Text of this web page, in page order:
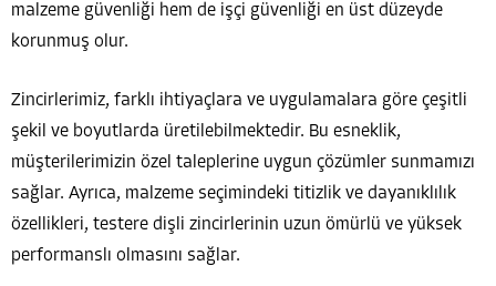
malzeme güvenliği hem de işçi güvenliği en üst düzeyde
korunmuş olur.
Zincirlerimiz, farklı ihtiyaçlara ve uygulamalara göre çeşitli
şekil ve boyutlarda üretilebilmektedir. Bu esneklik,
müşterilerimizin özel taleplerine uygun çözümler sunmamızı
sağlar. Ayrıca, malzeme seçimindeki titizlik ve dayanıklılık
özellikleri, testere dişli zincirlerinin uzun ömürlü ve yüksek
performanslı olmasını sağlar.